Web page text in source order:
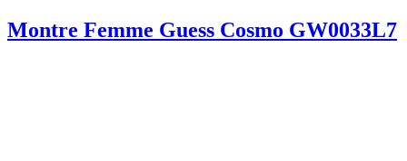
Montre Femme Guess Cosmo GW0033L7